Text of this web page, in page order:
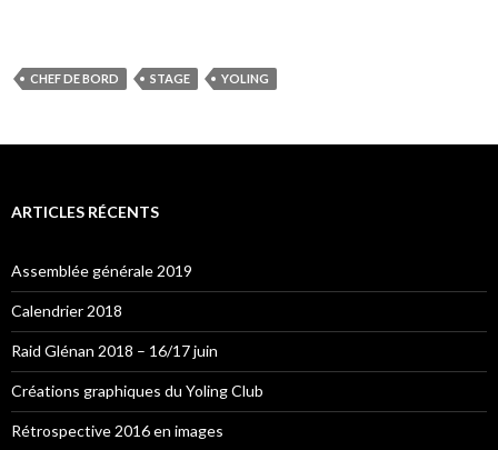
CHEF DE BORD STAGE YOLING
ARTICLES RÉCENTS
Assemblée générale 2019
Calendrier 2018
Raid Glénan 2018 – 16/17 juin
Créations graphiques du Yoling Club
Rétrospective 2016 en images